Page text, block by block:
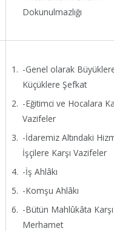
Dokunulmazlığı
-Genel olarak
Küçüklere Şefkat
-Eğitimci ve Hocalara
Vazifeler
-İdaremiz Altındaki
İşçilere Karşı Vazifeler
-İş Ahlâkı
-Komşu Ahlâkı
-Bütün Mahlûkâta
Merhamet